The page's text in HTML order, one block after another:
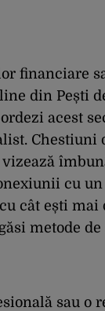
financiare
din Pești
acest
Chestiuni
cu
cât ești mai
metode
sau o